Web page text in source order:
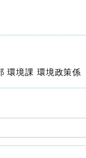
環境課 環境政策係